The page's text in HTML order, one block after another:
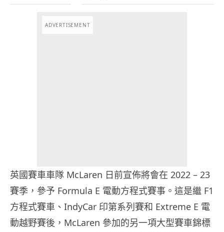
ADVERTISEMENT
英國賽車車隊 McLaren 日前宣佈將會在 2022 – 23
賽季，參予 Formula E 電動方程式賽事。這是繼 F1
方程式賽車、IndyCar 印第系列賽和 Extreme E 電
動越野賽後，McLaren 參加的另一項大型賽車錦標